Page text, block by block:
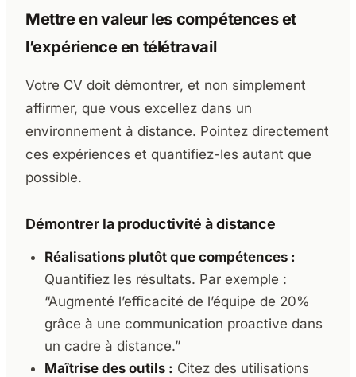
Mettre en valeur les compétences et
l’expérience en télétravail
Votre CV doit démontrer, et non simplement
affirmer, que vous excellez dans un
environnement à distance. Pointez directement
ces expériences et quantifiez-les autant que
possible.
Démontrer la productivité à distance
Réalisations plutôt que compétences :
Quantifiez les résultats. Par exemple :
“Augmenté l’efficacité de l’équipe de 20%
grâce à une communication proactive dans
un cadre à distance.”
Maîtrise des outils : Citez des utilisations